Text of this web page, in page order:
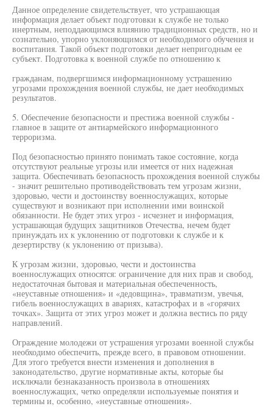
Данное определение свидетельствует, что устрашающая
информация делает объект подготовки к службе не только
инертным, неподдающимся влиянию традиционных средств, но и
сознательно, упорно уклоняющимся от необходимого обучения и
воспитания. Такой объект подготовки делает непригодным ее
субъект. Подготовка к военной службе по отношению к
гражданам, подвергшимся информационному устрашению
угрозами прохождения военной службы, не дает необходимых
результатов.
5. Обеспечение безопасности и престижа военной службы -
главное в защите от антиармейского информационного
терроризма.
Под безопасностью принято понимать такое состояние, когда
отсутствуют реальные угрозы или имеется от них надежная
защита. Обеспечивать безопасность прохождения военной службы
- значит решительно противодействовать тем угрозам жизни,
здоровью, чести и достоинству военнослужащих, которые
существуют и возникают при исполнении ими воинской
обязанности. Не будет этих угроз - исчезнет и информация,
устрашающая будущих защитников Отечества, нечем будет
принуждать их к уклонению от подготовки к службе и к
дезертирству (к уклонению от призыва).
К угрозам жизни, здоровью, чести и достоинства
военнослужащих относятся: ограничение для них прав и свобод,
недостаточная бытовая и материальная обеспеченность,
«неуставные отношения» и «дедовщина», травматизм, увечья,
гибель военнослужащих в авариях, катастрофах и в «горячих
точках». Защита от этих угроз может и должна вестись по ряду
направлений.
Ограждение молодежи от устрашения угрозами военной службы
необходимо обеспечить, прежде всего, в правовом отношении.
Для этого требуется внести изменения и дополнения в
законодательство, другие нормативные акты, которые бы
исключали безнаказанность произвола в отношениях
военнослужащих, четко определяли используемые понятия и
термины и, особенно, «неуставные отношения».